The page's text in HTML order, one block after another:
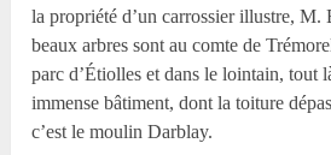
la propriété d’un carrossier illustre, M.
beaux arbres sont au comte de
parc d’Étiolles et dans le lointain, tout
immense bâtiment, dont la toiture
c’est le moulin Darblay.